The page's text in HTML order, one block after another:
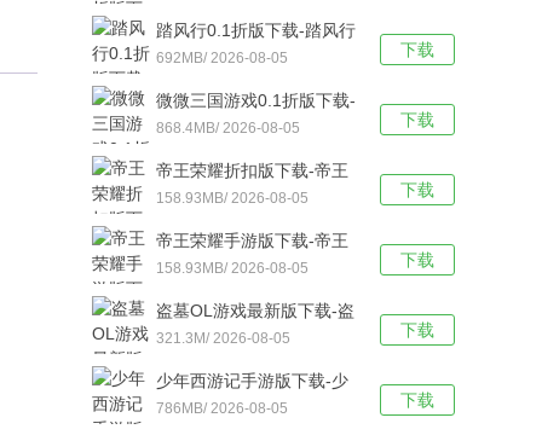
v1.0.0安卓版下载
下载
踏风行0.1折版下载-踏风行
折扣版 v3.0.1安卓版下载
692MB/ 2026-08-05
下载
微微三国游戏0.1折版下载-
微微三国福利版 v1.0安卓
版下载
868.4MB/ 2026-08-05
下载
帝王荣耀折扣版下载-帝王
荣耀满VIP福利版v9.0安卓
版下载
158.93MB/ 2026-08-05
下载
帝王荣耀手游版下载-帝王
荣耀鬼服资源独享版 v9.0
安卓版下载
158.93MB/ 2026-08-05
下载
盗墓OL游戏最新版下载-盗
墓OL官方版 V2.934安卓版
下载
321.3M/ 2026-08-05
下载
少年西游记手游版下载-少
年西游记 v9.5.03安卓版下
786MB/ 2026-08-05